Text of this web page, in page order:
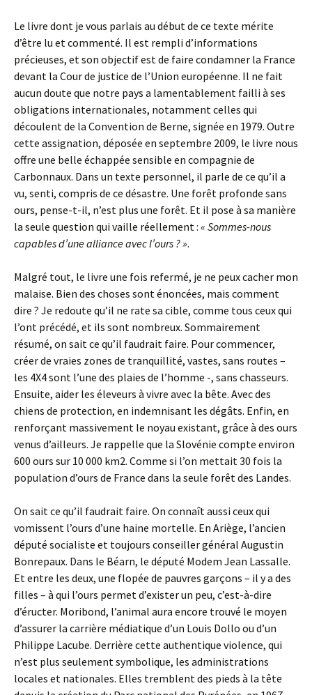
Le livre dont je vous parlais au début de ce texte mérite
d’être lu et commenté. Il est rempli d’informations
précieuses, et son objectif est de faire condamner la France
devant la Cour de justice de l’Union européenne. Il ne fait
aucun doute que notre pays a lamentablement failli à ses
obligations internationales, notamment celles qui
découlent de la Convention de Berne, signée en 1979. Outre
cette assignation, déposée en septembre 2009, le livre nous
offre une belle échappée sensible en compagnie de
Carbonnaux. Dans un texte personnel, il parle de ce qu’il a
vu, senti, compris de ce désastre. Une forêt profonde sans
ours, pense-t-il, n’est plus une forêt. Et il pose à sa manière
la seule question qui vaille réellement : « Sommes-nous
capables d’une alliance avec l’ours ? ».
Malgré tout, le livre une fois refermé, je ne peux cacher mon
malaise. Bien des choses sont énoncées, mais comment
dire ? Je redoute qu’il ne rate sa cible, comme tous ceux qui
l’ont précédé, et ils sont nombreux. Sommairement
résumé, on sait ce qu’il faudrait faire. Pour commencer,
créer de vraies zones de tranquillité, vastes, sans routes –
les 4X4 sont l’une des plaies de l’homme -, sans chasseurs.
Ensuite, aider les éleveurs à vivre avec la bête. Avec des
chiens de protection, en indemnisant les dégâts. Enfin, en
renforçant massivement le noyau existant, grâce à des ours
venus d’ailleurs. Je rappelle que la Slovénie compte environ
600 ours sur 10 000 km2. Comme si l’on mettait 30 fois la
population d’ours de France dans la seule forêt des Landes.
On sait ce qu’il faudrait faire. On connaît aussi ceux qui
vomissent l’ours d’une haine mortelle. En Ariège, l’ancien
député socialiste et toujours conseiller général Augustin
Bonrepaux. Dans le Béarn, le député Modem Jean Lassalle.
Et entre les deux, une flopée de pauvres garçons – il y a des
filles – à qui l’ours permet d’exister un peu, c’est-à-dire
d’éructer. Moribond, l’animal aura encore trouvé le moyen
d’assurer la carrière médiatique d’un Louis Dollo ou d’un
Philippe Lacube. Derrière cette authentique violence, qui
n’est plus seulement symbolique, les administrations
locales et nationales. Elles tremblent des pieds à la tête